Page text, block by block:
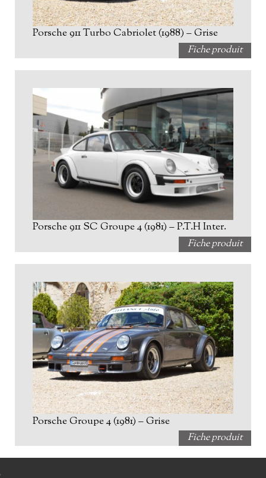
Porsche 911 Turbo Cabriolet (1988) – Grise
Fiche produit
Porsche 911 SC Groupe 4 (1981) – P.T.H Inter.
Fiche produit
Porsche Groupe 4 (1981) – Grise
Fiche produit